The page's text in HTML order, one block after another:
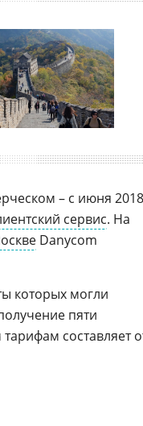
– с июня 2018
сервис. На
Danycom
которых могли
пяти
составляет